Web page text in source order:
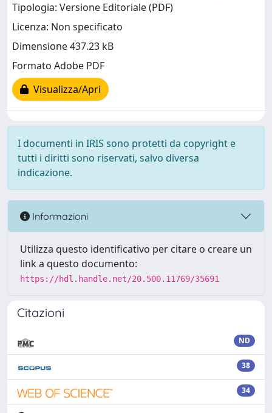
Tipologia: Versione Editoriale (PDF)
Licenza: Non specificato
Dimensione 437.23 kB
Formato Adobe PDF
Visualizza/Apri
I documenti in IRIS sono protetti da copyright e
tutti i diritti sono riservati, salvo diversa
indicazione.
Informazioni
Utilizza questo identificativo per citare o creare un
link a questo documento:
https://hdl.handle.net/20.500.11769/35691
Citazioni
ND
38
34